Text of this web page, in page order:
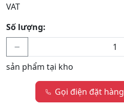
VAT
Số lượng:
sản phẩm tại kho
Gọi điện đặt hàng